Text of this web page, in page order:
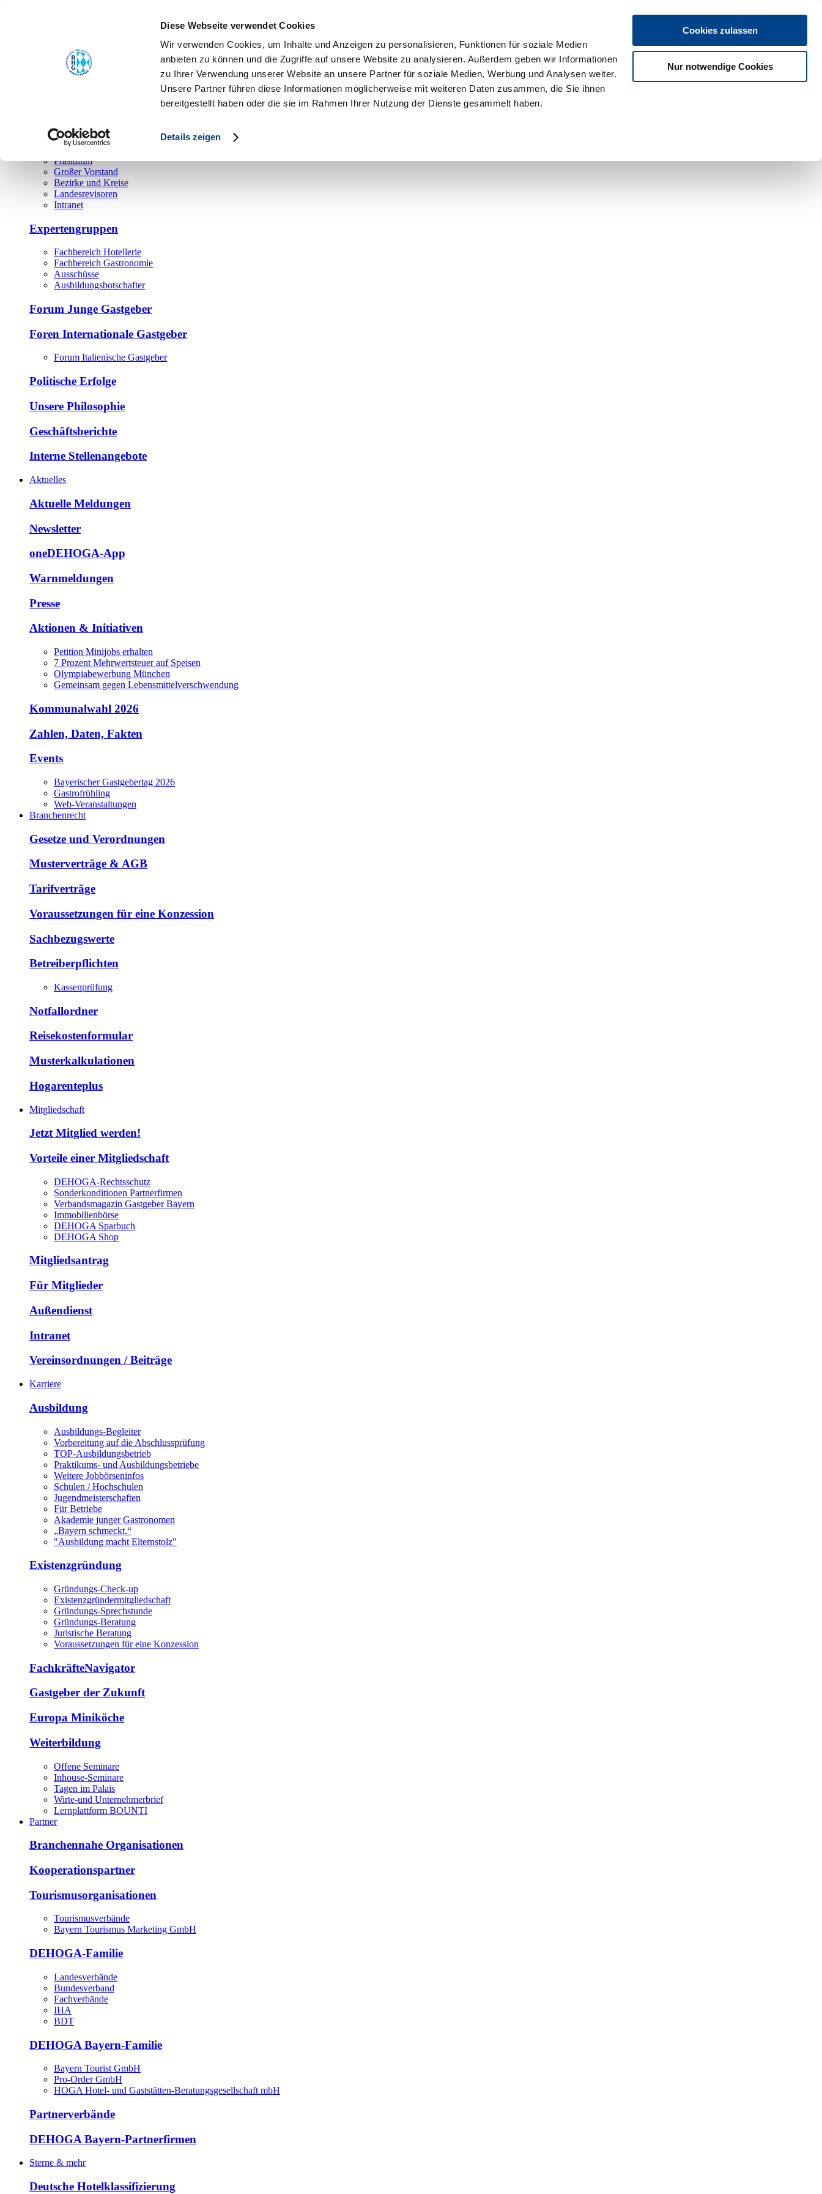
Diese Webseite verwendet Cookies
Wir verwenden Cookies, um Inhalte und Anzeigen zu personalisieren, Funktionen für soziale Medien
anbieten zu können und die Zugriffe auf unsere Website zu analysieren. Außerdem geben wir Informationen
zu Ihrer Verwendung unserer Website an unsere Partner für soziale Medien, Werbung und Analysen weiter.
Unsere Partner führen diese Informationen möglicherweise mit weiteren Daten zusammen, die Sie ihnen
bereitgestellt haben oder die sie im Rahmen Ihrer Nutzung der Dienste gesammelt haben.
Details zeigen
Cookies zulassen
Nur notwendige Cookies
Hauptamt
Bezirks- und Regionalgeschäftsstellen
Ehrenamt
Präsidium
Großer Vorstand
Bezirke und Kreise
Landesrevisoren
Intranet
Expertengruppen
Fachbereich Hotellerie
Fachbereich Gastronomie
Ausschüsse
Ausbildungsbotschafter
Forum Junge Gastgeber
Foren Internationale Gastgeber
Forum Italienische Gastgeber
Politische Erfolge
Unsere Philosophie
Geschäftsberichte
Interne Stellenangebote
Aktuelles
Aktuelle Meldungen
Newsletter
oneDEHOGA-App
Warnmeldungen
Presse
Aktionen & Initiativen
Petition Minijobs erhalten
7 Prozent Mehrwertsteuer auf Speisen
Olympiabewerbung München
Gemeinsam gegen Lebensmittelverschwendung
Kommunalwahl 2026
Zahlen, Daten, Fakten
Events
Bayerischer Gastgebertag 2026
Gastrofrühling
Web-Veranstaltungen
Branchenrecht
Gesetze und Verordnungen
Musterverträge & AGB
Tarifverträge
Voraussetzungen für eine Konzession
Sachbezugswerte
Betreiberpflichten
Kassenprüfung
Notfallordner
Reisekostenformular
Musterkalkulationen
Hogarenteplus
Mitgliedschaft
Jetzt Mitglied werden!
Vorteile einer Mitgliedschaft
DEHOGA-Rechtsschutz
Sonderkonditionen Partnerfirmen
Verbandsmagazin Gastgeber Bayern
Immobilienbörse
DEHOGA Sparbuch
DEHOGA Shop
Mitgliedsantrag
Für Mitglieder
Außendienst
Intranet
Vereinsordnungen / Beiträge
Karriere
Ausbildung
Ausbildungs-Begleiter
Vorbereitung auf die Abschlussprüfung
TOP-Ausbildungsbetrieb
Praktikums- und Ausbildungsbetriebe
Weitere Jobbörseninfos
Schulen / Hochschulen
Jugendmeisterschaften
Für Betriebe
Akademie junger Gastronomen
„Bayern schmeckt.“
"Ausbildung macht Elternstolz"
Existenzgründung
Gründungs-Check-up
Existenzgründermitgliedschaft
Gründungs-Sprechstunde
Gründungs-Beratung
Juristische Beratung
Voraussetzungen für eine Konzession
FachkräfteNavigator
Gastgeber der Zukunft
Europa Miniköche
Weiterbildung
Offene Seminare
Inhouse-Seminare
Tagen im Palais
Wirte-und Unternehmerbrief
Lernplattform BOUNTI
Partner
Branchennahe Organisationen
Kooperationspartner
Tourismusorganisationen
Tourismusverbände
Bayern Tourismus Marketing GmbH
DEHOGA-Familie
Landesverbände
Bundesverband
Fachverbände
IHA
BDT
DEHOGA Bayern-Familie
Bayern Tourist GmbH
Pro-Order GmbH
HOGA Hotel- und Gaststätten-Beratungsgesellschaft mbH
Partnerverbände
DEHOGA Bayern-Partnerfirmen
Sterne & mehr
Deutsche Hotelklassifizierung